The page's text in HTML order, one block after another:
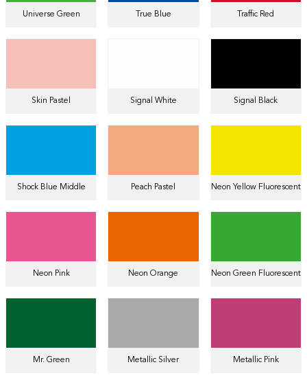
Universe Green True Blue Traffic Red
Skin Pastel Signal White Signal Black
Shock Blue Middle Peach Pastel Neon Yellow Fluorescent
Neon Pink Neon Orange Neon Green Fluorescent
Mr. Green Metallic Silver Metallic Pink